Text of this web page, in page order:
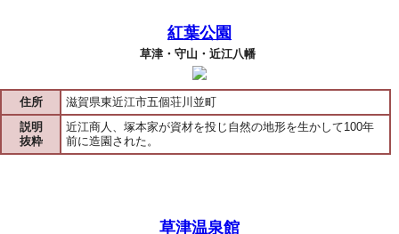
紅葉公園
草津・守山・近江八幡
住所
滋賀県東近江市五個荘川並町
説明
抜粋
近江商人、塚本家が資材を投じ自然の地形を生かして100年
前に造園された。
草津温泉館